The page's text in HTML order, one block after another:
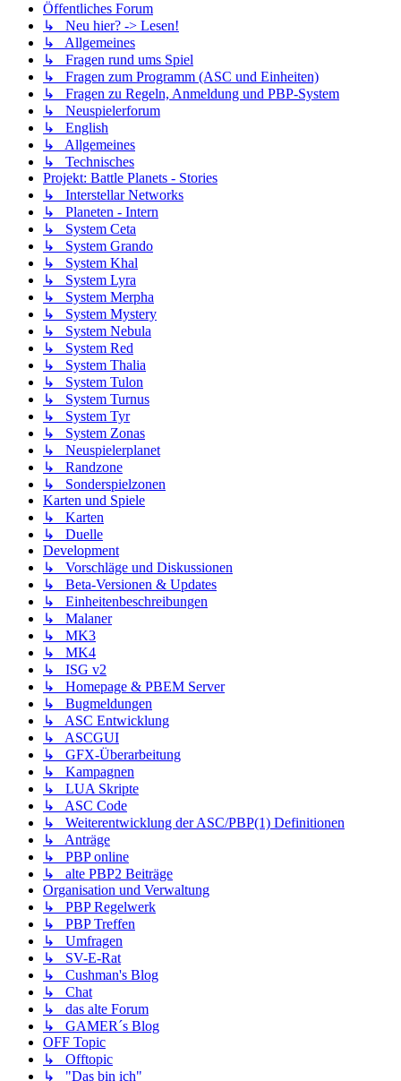
Öffentliches Forum
↳ Neu hier? -> Lesen!
↳ Allgemeines
↳ Fragen rund ums Spiel
↳ Fragen zum Programm (ASC und Einheiten)
↳ Fragen zu Regeln, Anmeldung und PBP-System
↳ Neuspielerforum
↳ English
↳ Allgemeines
↳ Technisches
Projekt: Battle Planets - Stories
↳ Interstellar Networks
↳ Planeten - Intern
↳ System Ceta
↳ System Grando
↳ System Khal
↳ System Lyra
↳ System Merpha
↳ System Mystery
↳ System Nebula
↳ System Red
↳ System Thalia
↳ System Tulon
↳ System Turnus
↳ System Tyr
↳ System Zonas
↳ Neuspielerplanet
↳ Randzone
↳ Sonderspielzonen
Karten und Spiele
↳ Karten
↳ Duelle
Development
↳ Vorschläge und Diskussionen
↳ Beta-Versionen & Updates
↳ Einheitenbeschreibungen
↳ Malaner
↳ MK3
↳ MK4
↳ ISG v2
↳ Homepage & PBEM Server
↳ Bugmeldungen
↳ ASC Entwicklung
↳ ASCGUI
↳ GFX-Überarbeitung
↳ Kampagnen
↳ LUA Skripte
↳ ASC Code
↳ Weiterentwicklung der ASC/PBP(1) Definitionen
↳ Anträge
↳ PBP online
↳ alte PBP2 Beiträge
Organisation und Verwaltung
↳ PBP Regelwerk
↳ PBP Treffen
↳ Umfragen
↳ SV-E-Rat
↳ Cushman's Blog
↳ Chat
↳ das alte Forum
↳ GAMER´s Blog
OFF Topic
↳ Offtopic
↳ "Das bin ich"